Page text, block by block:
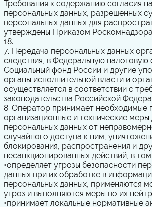
Требования к содержанию согласия
персональных данных, разрешенных
персональных данных для
утверждены Приказом Роскомнадзора
18.
7. Передача персональных данных
следствия, в Федеральную налоговую
Социальный фонд России и другие
органы исполнительной власти и
осуществляется в соответствии с
законодательства Российской
8. Оператор принимает необходимые
организационные и технические меры
персональных данных от
случайного доступа к ним,
блокирования, распространения и
несанкционированных действий, в том
•определяет угрозы безопасности
данных при их обработке в
персональных данных, применяются
угроз и выполняются меры по их
•принимает локальные нормативные